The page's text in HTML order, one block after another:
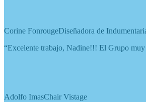
Corine FonrougeDiseñadora de
“Excelente trabajo, Nadine!!! El Grupo
Adolfo ImasChair Vistage